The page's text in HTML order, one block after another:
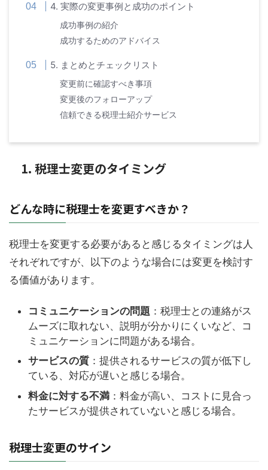
4. 実際の変更事例と成功のポイント
成功事例の紹介
成功するためのアドバイス
5. まとめとチェックリスト
変更前に確認すべき事項
変更後のフォローアップ
信頼できる税理士紹介サービス
1. 税理士変更のタイミング
どんな時に税理士を変更すべきか？
税理士を変更する必要があると感じるタイミングは人
それぞれですが、以下のような場合には変更を検討す
る価値があります。
コミュニケーションの問題 ：税理士との連絡がス
ムーズに取れない、説明が分かりにくいなど、コ
ミュニケーションに問題がある場合。
サービスの質 ：提供されるサービスの質が低下し
ている、対応が遅いと感じる場合。
料金に対する不満 ：料金が高い、コストに見合っ
たサービスが提供されていないと感じる場合。
税理士変更のサイン